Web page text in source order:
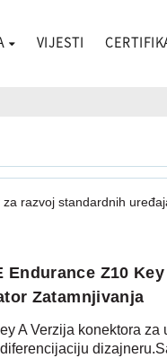
VIJESTI
razvoj standardnih
Endurance Z10
Zatamnjivanja
A Verzija konektora